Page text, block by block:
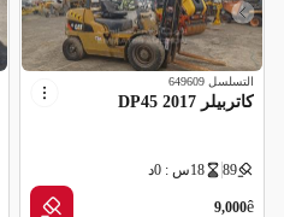
التسلسل 649609
كاتربيلر DP45 2017
89 18س : 0د
ê
9,000